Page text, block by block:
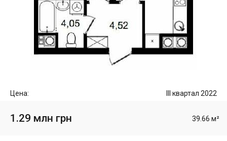
Цена: III квартал 2022
1.29 млн грн 39.66 м²